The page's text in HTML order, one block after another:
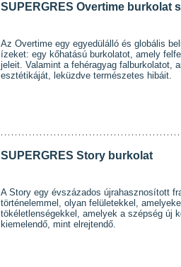
SUPERGRES Overtime burkolat
Az Overtime egy egyedülálló és globális
ízeket: egy kőhatású burkolatot, amely
jeleit. Valamint a fehéragyag falburkolatot,
esztétikáját, leküzdve természetes hibáit.
SUPERGRES Story burkolat
A Story egy évszázados újrahasznosított
történelemmel, olyan felületekkel,
tökéletlenségekkel, amelyek a szépség új
kiemelendő, mint elrejtendő.